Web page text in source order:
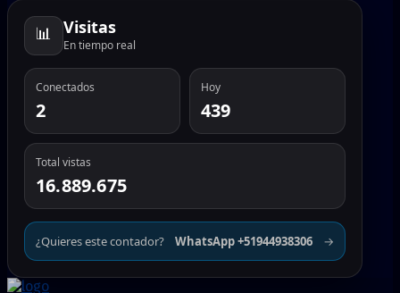
📊 Visitas
En tiempo real
Conectados
2
Hoy
439
Total vistas
16.889.675
¿Quieres este contador? WhatsApp +51944938306 →